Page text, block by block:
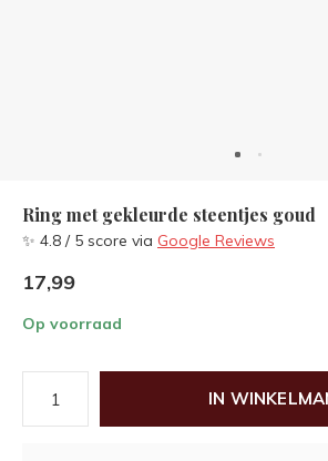
Ring met gekleurde steentjes goud
✨ 4.8 / 5 score via Google Reviews
17,99
Op voorraad
IN